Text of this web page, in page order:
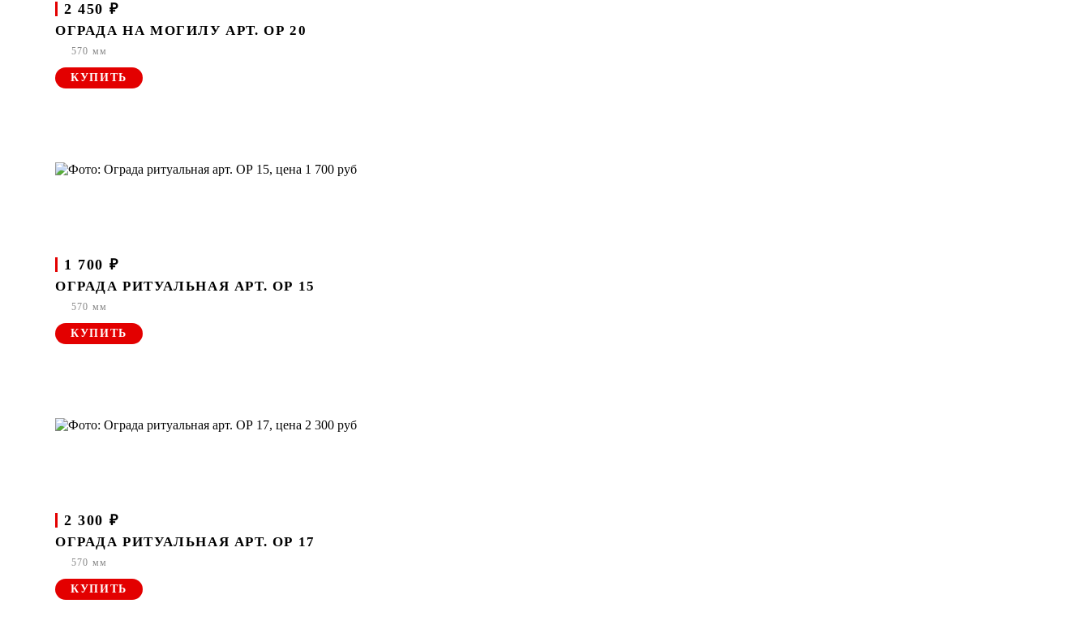
2 450 ₽
ОГРАДА НА МОГИЛУ АРТ. ОР 20
570 мм
КУПИТЬ
1 700 ₽
ОГРАДА РИТУАЛЬНАЯ АРТ. ОР 15
570 мм
КУПИТЬ
2 300 ₽
ОГРАДА РИТУАЛЬНАЯ АРТ. ОР 17
570 мм
КУПИТЬ